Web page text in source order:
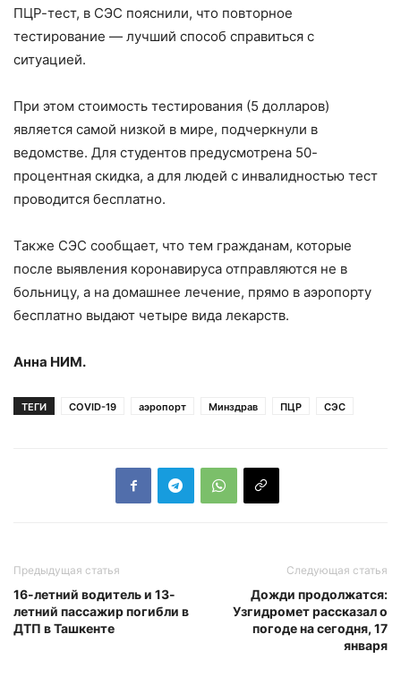
ПЦР-тест, в СЭС пояснили, что повторное
тестирование — лучший способ справиться с
ситуацией.
При этом стоимость тестирования (5 долларов)
является самой низкой в мире, подчеркнули в
ведомстве. Для студентов предусмотрена 50-
процентная скидка, а для людей с инвалидностью тест
проводится бесплатно.
Также СЭС сообщает, что тем гражданам, которые
после выявления коронавируса отправляются не в
больницу, а на домашнее лечение, прямо в аэропорту
бесплатно выдают четыре вида лекарств.
Анна НИМ.
ТЕГИ COVID-19 аэропорт Минздрав ПЦР СЭС
Предыдущая статья
16-летний водитель и 13-
летний пассажир погибли в
ДТП в Ташкенте
Следующая статья
Дожди продолжатся:
Узгидромет рассказал о
погоде на сегодня, 17
января